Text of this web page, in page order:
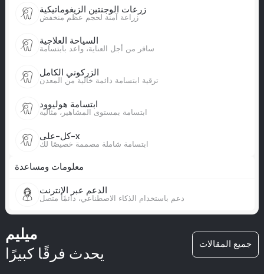
زرعات الوجنتين الزيغوماتيكية
زراعة آمنة لحجم عظم منخفض
السياحة العلاجية
سافر من أجل العناية، واعد بابتسامة
الزركوني الكامل
ترقية ابتسامة دائمة خالية من المعدن
ابتسامة هوليوود
ابتسامة بمستوى المشاهير، مثالية
كل-على-x
ابتسامة شاملة مصممة خصيصًا لك
معلومات ومساعدة
الدعم عبر الإنترنت
دعم باستخدام الذكاء الاصطناعي، دائمًا متصل
ميليم
يحدث فرقًا كبيرًا
جميع المقالات